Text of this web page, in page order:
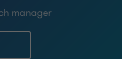
manager